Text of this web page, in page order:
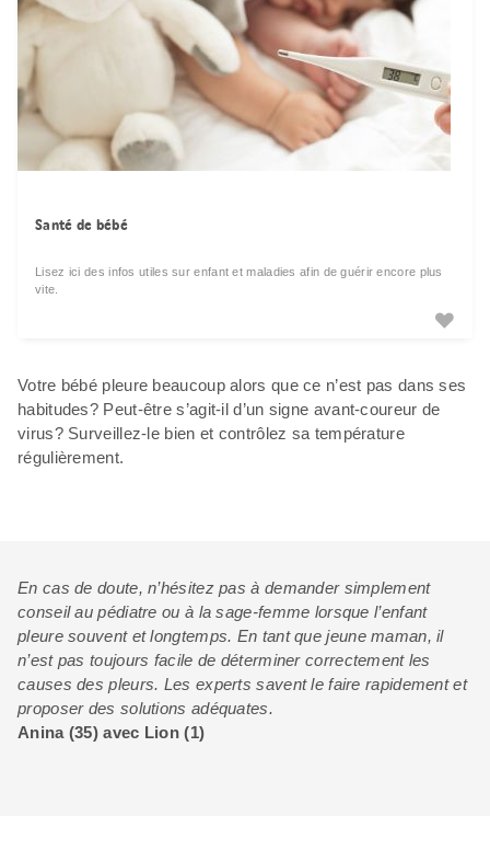
Santé de bébé
Lisez ici des infos utiles sur enfant et maladies afin de guérir encore plus
vite.
Votre bébé pleure beaucoup alors que ce n’est pas dans ses
habitudes? Peut-être s’agit-il d’un signe avant-coureur de
virus? Surveillez-le bien et contrôlez sa température
régulièrement.
En cas de doute, n’hésitez pas à demander simplement
conseil au pédiatre ou à la sage-femme lorsque l’enfant
pleure souvent et longtemps. En tant que jeune maman, il
n’est pas toujours facile de déterminer correctement les
causes des pleurs. Les experts savent le faire rapidement et
proposer des solutions adéquates.
Anina (35) avec Lion (1)